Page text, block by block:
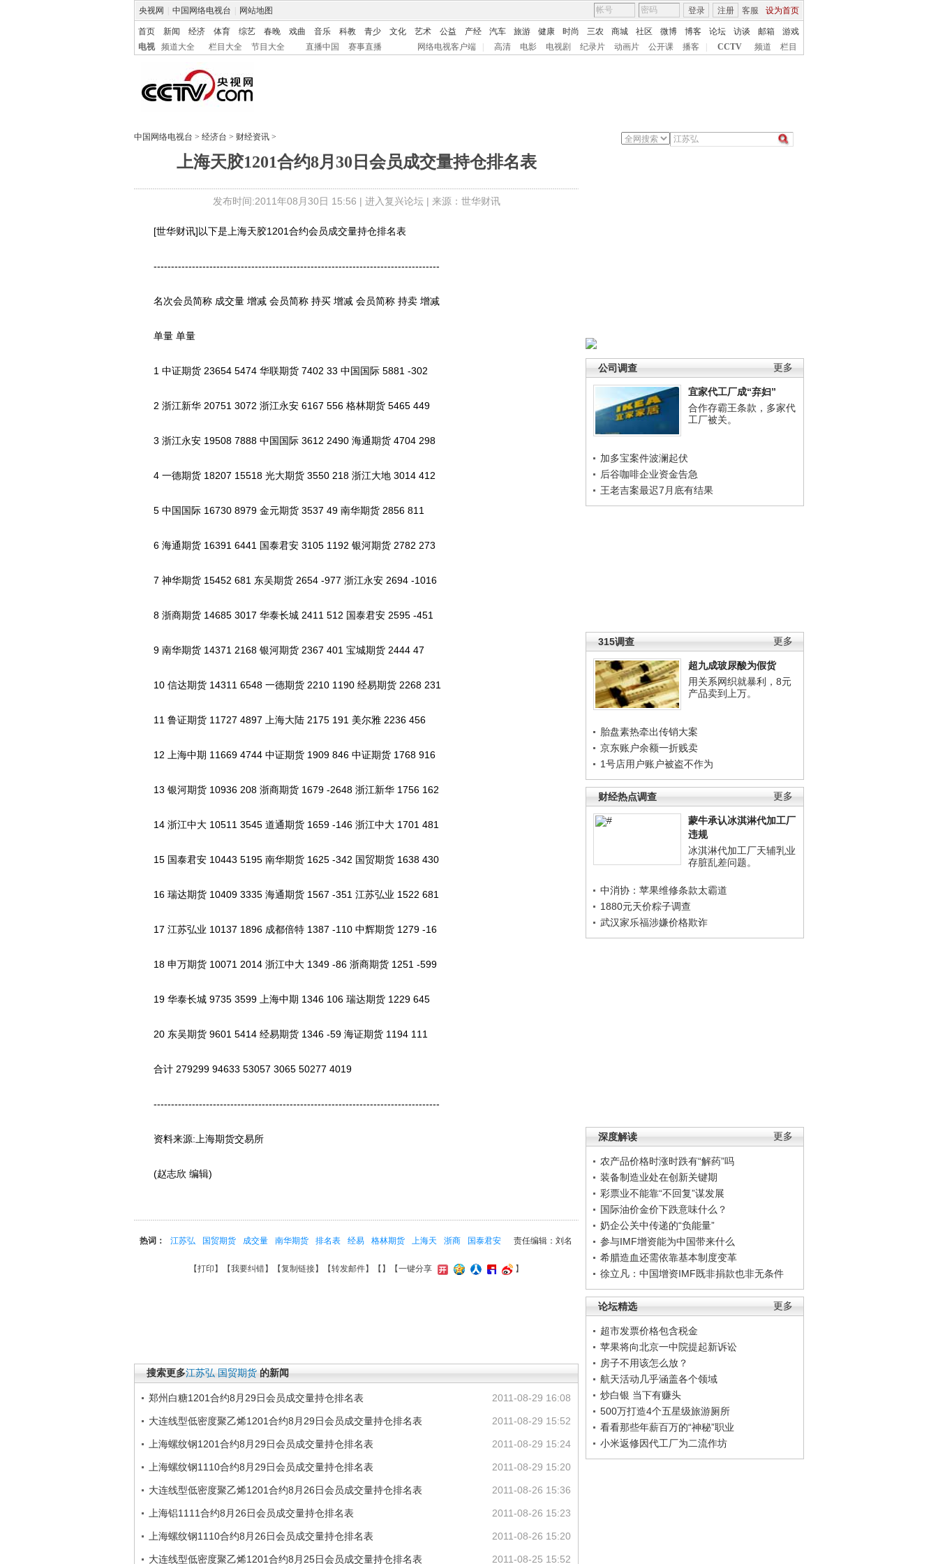
央视网 中国网络电视台 网站地图 客服 设为首页
登录 注册
首页 新闻 经济 体育 综艺 春晚 戏曲 音乐 科教 青少 文化 艺术 公益 产经 汽车 旅游 健康 时尚 三农 商城 社区 微博 博客 论坛 访谈 邮箱
游戏
电视
频道大全 栏目大全 节目大全 直播中国 赛事直播 网络电视客户端 高清 电影 电视剧 纪录片 动画片 公开课 播客 CCTV 频道 栏目
中国网络电视台 > 经济台 > 财经资讯 >
上海天胶1201合约8月30日会员成交量持仓排名表
发布时间:2011年08月30日 15:56 | 进入复兴论坛| 来源：世华财讯
更多
公司调查
宜家代工厂成“弃妇”
合作存霸王条款，多家代
工厂被关。
加多宝案件波澜起伏
后谷咖啡企业资金告急
王老吉案最迟7月底有结果
更多
315调查
超九成玻尿酸为假货
用关系网织就暴利，8元
产品卖到上万。
胎盘素热牵出传销大案
京东账户余额一折贱卖
1号店用户账户被盗不作为
更多
财经热点调查
蒙牛承认冰淇淋代加工厂
违规
冰淇淋代加工厂天辅乳业
存脏乱差问题。
中消协：苹果维修条款太霸道
1880元天价粽子调查
武汉家乐福涉嫌价格欺诈
更多
深度解读
农产品价格时涨时跌有“解药”吗
装备制造业处在创新关键期
彩票业不能靠“不回复”谋发展
国际油价金价下跌意味什么？
奶企公关中传递的“负能量”
参与IMF增资能为中国带来什么
希腊造血还需依靠基本制度变革
徐立凡：中国增资IMF既非捐款也非无条件
更多
论坛精选
超市发票价格包含税金
苹果将向北京一中院提起新诉讼
房子不用该怎么放？
航天活动几乎涵盖各个领域
炒白银 当下有赚头
500万打造4个五星级旅游厕所
看看那些年薪百万的“神秘”职业
小米返修因代工厂为二流作坊
[世华财讯]以下是上海天胶1201合约会员成交量持仓排名表
----------------------------------------------------------------------------------
名次会员简称 成交量 增减 会员简称 持买 增减 会员简称 持卖 增减
单量 单量
1 中证期货 23654 5474 华联期货 7402 33 中国国际 5881 -302
2 浙江新华 20751 3072 浙江永安 6167 556 格林期货 5465 449
3 浙江永安 19508 7888 中国国际 3612 2490 海通期货 4704 298
4 一德期货 18207 15518 光大期货 3550 218 浙江大地 3014 412
5 中国国际 16730 8979 金元期货 3537 49 南华期货 2856 811
6 海通期货 16391 6441 国泰君安 3105 1192 银河期货 2782 273
7 神华期货 15452 681 东吴期货 2654 -977 浙江永安 2694 -1016
8 浙商期货 14685 3017 华泰长城 2411 512 国泰君安 2595 -451
9 南华期货 14371 2168 银河期货 2367 401 宝城期货 2444 47
10 信达期货 14311 6548 一德期货 2210 1190 经易期货 2268 231
11 鲁证期货 11727 4897 上海大陆 2175 191 美尔雅 2236 456
12 上海中期 11669 4744 中证期货 1909 846 中证期货 1768 916
13 银河期货 10936 208 浙商期货 1679 -2648 浙江新华 1756 162
14 浙江中大 10511 3545 道通期货 1659 -146 浙江中大 1701 481
15 国泰君安 10443 5195 南华期货 1625 -342 国贸期货 1638 430
16 瑞达期货 10409 3335 海通期货 1567 -351 江苏弘业 1522 681
17 江苏弘业 10137 1896 成都倍特 1387 -110 中辉期货 1279 -16
18 申万期货 10071 2014 浙江中大 1349 -86 浙商期货 1251 -599
19 华泰长城 9735 3599 上海中期 1346 106 瑞达期货 1229 645
20 东吴期货 9601 5414 经易期货 1346 -59 海证期货 1194 111
合计 279299 94633 53057 3065 50277 4019
----------------------------------------------------------------------------------
资料来源:上海期货交易所
(赵志欣 编辑)
责任编辑：刘名
热词： 江苏弘 国贸期货 成交量 南华期货 排名表 经易 格林期货 上海天 浙商 国泰君安
【打印 】【我要纠错】【复制链接】【转发邮件】【 】 【一键分享 】
搜索更多江苏弘 国贸期货 的新闻
2011-08-29 16:08
郑州白糖1201合约8月29日会员成交量持仓排名表
2011-08-29 15:52
大连线型低密度聚乙烯1201合约8月29日会员成交量持仓排名表
2011-08-29 15:24
上海螺纹钢1201合约8月29日会员成交量持仓排名表
2011-08-29 15:20
上海螺纹钢1110合约8月29日会员成交量持仓排名表
2011-08-26 15:36
大连线型低密度聚乙烯1201合约8月26日会员成交量持仓排名表
2011-08-26 15:23
上海铝1111合约8月26日会员成交量持仓排名表
2011-08-26 15:20
上海螺纹钢1110合约8月26日会员成交量持仓排名表
2011-08-25 15:52
大连线型低密度聚乙烯1201合约8月25日会员成交量持仓排名表